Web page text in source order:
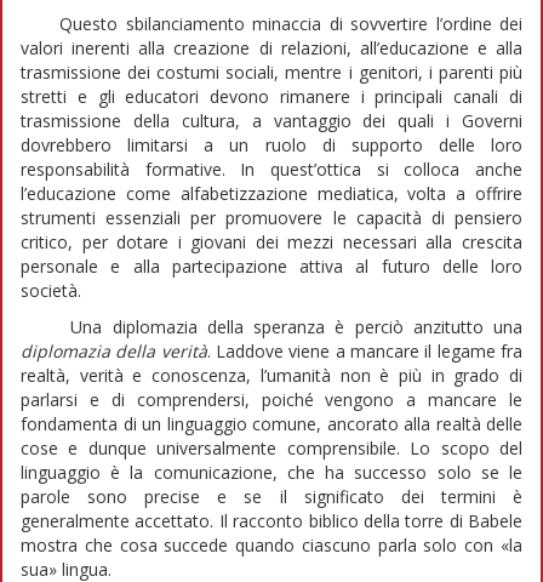
Questo sbilanciamento minaccia di sovvertire l’ordine dei
valori inerenti alla creazione di relazioni, all’educazione e alla
trasmissione dei costumi sociali, mentre i genitori, i parenti più
stretti e gli educatori devono rimanere i principali canali di
trasmissione della cultura, a vantaggio dei quali i Governi
dovrebbero limitarsi a un ruolo di supporto delle loro
responsabilità formative. In quest’ottica si colloca anche
l’educazione come alfabetizzazione mediatica, volta a offrire
strumenti essenziali per promuovere le capacità di pensiero
critico, per dotare i giovani dei mezzi necessari alla crescita
personale e alla partecipazione attiva al futuro delle loro
società.
Una diplomazia della speranza è perciò anzitutto una
diplomazia della verità. Laddove viene a mancare il legame fra
realtà, verità e conoscenza, l’umanità non è più in grado di
parlarsi e di comprendersi, poiché vengono a mancare le
fondamenta di un linguaggio comune, ancorato alla realtà delle
cose e dunque universalmente comprensibile. Lo scopo del
linguaggio è la comunicazione, che ha successo solo se le
parole sono precise e se il significato dei termini è
generalmente accettato. Il racconto biblico della torre di Babele
mostra che cosa succede quando ciascuno parla solo con «la
sua» lingua.